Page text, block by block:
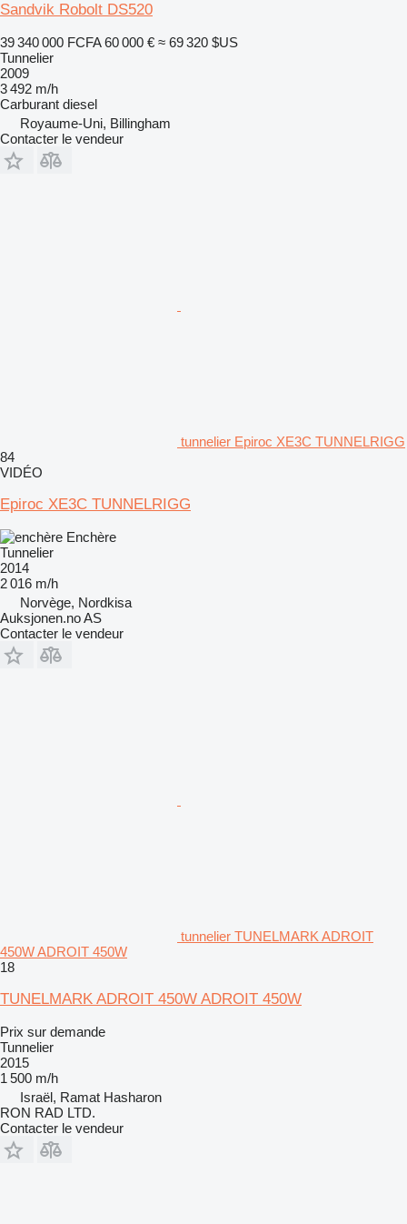
Sandvik Robolt DS520
39 340 000 FCFA 60 000 € ≈ 69 320 $US
Tunnelier
2009
3 492 m/h
Carburant diesel
Royaume-Uni, Billingham
Contacter le vendeur
tunnelier Epiroc XE3C TUNNELRIGG
84
VIDÉO
Epiroc XE3C TUNNELRIGG
Enchère
Tunnelier
2014
2 016 m/h
Norvège, Nordkisa
Auksjonen.no AS
Contacter le vendeur
tunnelier TUNELMARK ADROIT
450W ADROIT 450W
18
TUNELMARK ADROIT 450W ADROIT 450W
Prix sur demande
Tunnelier
2015
1 500 m/h
Israël, Ramat Hasharon
RON RAD LTD.
Contacter le vendeur